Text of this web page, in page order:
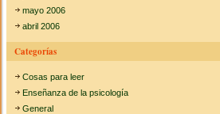
mayo 2006
abril 2006
Categorías
Cosas para leer
Enseñanza de la psicología
General